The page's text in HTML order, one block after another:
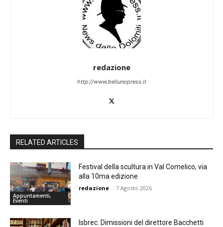
redazione
http://www.bellunopress.it
RELATED ARTICLES
Appuntamenti,
Eventi
Festival della scultura in Val Comelico, via
alla 10ma edizione
redazione - 7 Agosto 2026
Isbrec. Dimissioni del direttore Bacchetti